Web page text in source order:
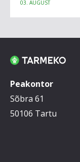
03. AUGUST
Peakontor
Sõbra 61
50106 Tartu